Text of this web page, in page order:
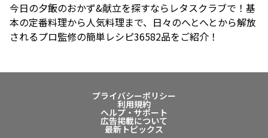
今日の夕飯のおかず&献立を探すならレタスクラブで！基
本の定番料理から人気料理まで、日々のへとへとから解放
されるプロ監修の簡単レシピ36582品をご紹介！
プライバシーポリシー
利用規約
ヘルプ・サポート
広告掲載について
最新トピックス